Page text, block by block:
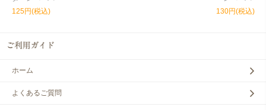
125円(税込)
130円(税込)
ホーム
よくあるご質問